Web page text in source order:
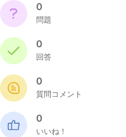
0
問題
0
回答
0
質問コメント
0
いいね！